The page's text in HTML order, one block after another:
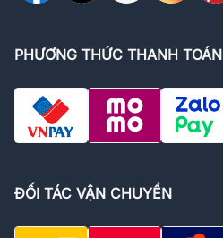
PHƯƠNG THỨC THANH TOÁN
ĐỐI TÁC VẬN CHUYỂN